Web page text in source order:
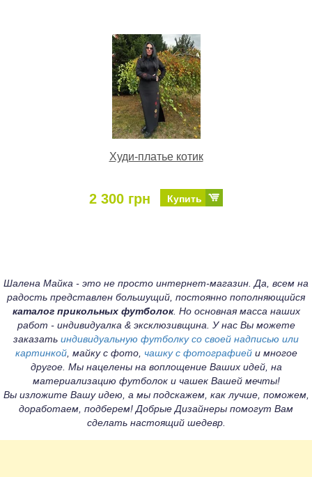
Худи-платье котик
2 300 грн Купить
Шалена Майка - это не просто интернет-магазин. Да, всем на
радость представлен большущий, постоянно пополняющийся
каталог прикольных футболок. Но основная масса наших
работ - индивидуалка & эксклюзивщина. У нас Вы можете
заказать индивидуальную футболку со своей надписью или
картинкой, майку с фото, чашку с фотографиейи многое
другое. Мы нацелены на воплощение Ваших идей, на
материализацию футболок и чашек Вашей мечты!
Вы изложите Вашу идею, а мы подскажем, как лучше, поможем,
доработаем, подберем! Добрые Дизайнеры помогут Вам
сделать настоящий шедевр.